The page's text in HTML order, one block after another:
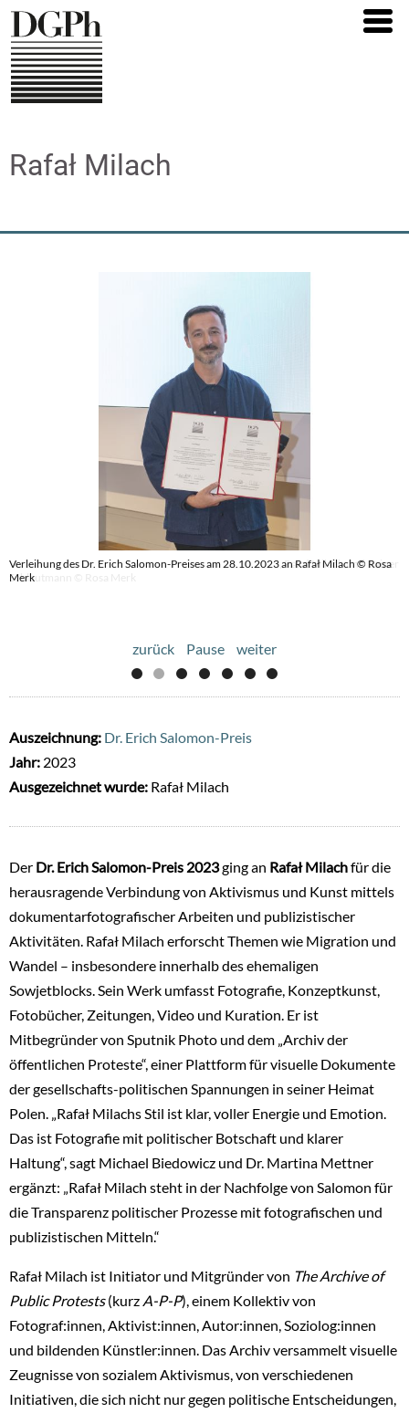
Direkt
zum
Inhalt
Rafał Milach
Verleihung des Dr. Erich Salomon-Preises am 28.10.2023 an Rafał Milach © Rosa
Merk
Verleihung des Dr. Erich Salomon-Preises am 28.10.2023, Rafał Milach und Rainer
Schlautmann © Rosa Merk
zurück Pause weiter
Auszeichnung: Dr. Erich Salomon-Preis
Jahr: 2023
Ausgezeichnet wurde: Rafał Milach
Der Dr. Erich Salomon-Preis 2023ging an Rafał Milachfür die
herausragende Verbindung von Aktivismus und Kunst mittels
dokumentarfotografischer Arbeiten und publizistischer
Aktivitäten. Rafał Milach erforscht Themen wie Migration und
Wandel – insbesondere innerhalb des ehemaligen
Sowjetblocks. Sein Werk umfasst Fotografie, Konzeptkunst,
Fotobücher, Zeitungen, Video und Kuration. Er ist
Mitbegründer von Sputnik Photo und dem „Archiv der
öffentlichen Proteste“, einer Plattform für visuelle Dokumente
der gesellschafts-politischen Spannungen in seiner Heimat
Polen. „Rafał Milachs Stil ist klar, voller Energie und Emotion.
Das ist Fotografie mit politischer Botschaft und klarer
Haltung“, sagt Michael Biedowicz und Dr. Martina Mettner
ergänzt: „Rafał Milach steht in der Nachfolge von Salomon für
die Transparenz politischer Prozesse mit fotografischen und
publizistischen Mitteln.“
Rafał Milach ist Initiator und Mitgründer von The Archive of
Public Protests(kurz A-P-P), einem Kollektiv von
Fotograf:innen, Aktivist:innen, Autor:innen, Soziolog:innen
und bildenden Künstler:innen. Das Archiv versammelt visuelle
Zeugnisse von sozialem Aktivismus, von verschiedenen
Initiativen, die sich nicht nur gegen politische Entscheidungen,